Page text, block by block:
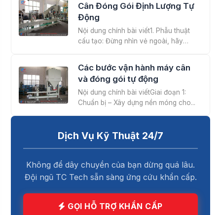
Cân Đóng Gói Định Lượng Tự
Động
Nội dung chính bài viết1. Phẫu thuật
cấu tạo: Đừng nhìn vẻ ngoài, hãy
Các bước vận hành máy cân
và đóng gói tự động
Nội dung chính bài viếtGiai đoạn 1:
Chuẩn bị – Xây dựng nền móng cho...
Dịch Vụ Kỹ Thuật 24/7
Không để dây chuyền của bạn dừng quá lâu.
Đội ngũ TC Tech sẵn sàng ứng cứu khẩn cấp.
GỌI HỖ TRỢ KHẨN CẤP